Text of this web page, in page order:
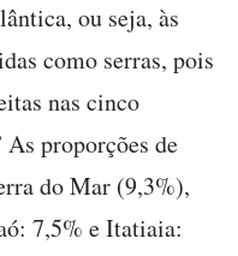
ou seja, às
como serras, pois
nas cinco
proporções de
do Mar (9,3%),
7,5% e Itatiaia: